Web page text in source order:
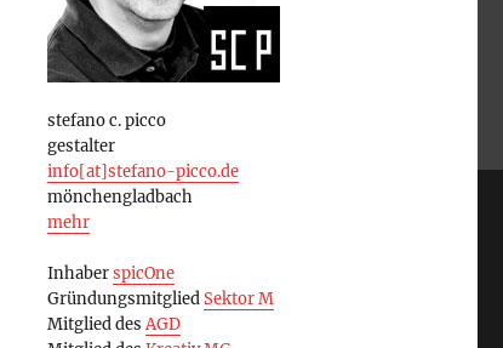
stefano c. picco
gestalter
info[at]stefano-picco.de
mönchengladbach
mehr
InhaberspicOne
GründungsmitgliedSektor M
Mitglied desAGD